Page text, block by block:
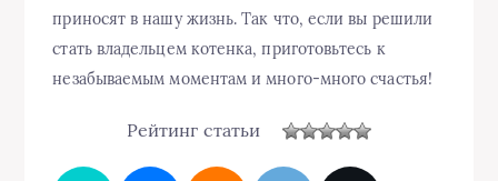
приносят в нашу жизнь. Так что, если вы решили
стать владельцем котенка, приготовьтесь к
незабываемым моментам и много-много счастья!
Рейтинг статьи